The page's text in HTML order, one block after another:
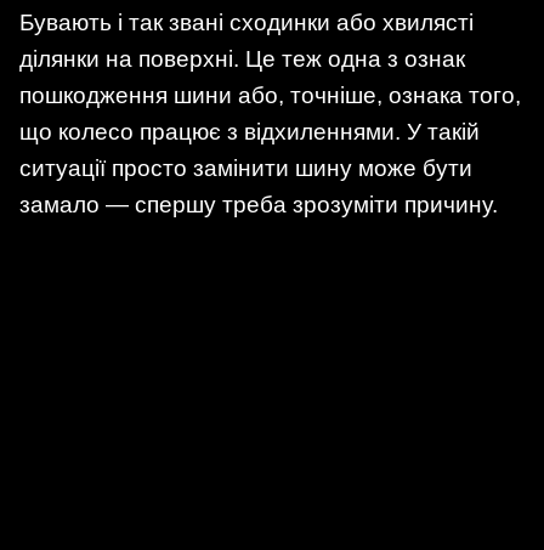
Бувають і так звані сходинки або хвилясті
ділянки на поверхні. Це теж одна з ознак
пошкодження шини або, точніше, ознака того,
що колесо працює з відхиленнями. У такій
ситуації просто замінити шину може бути
замало — спершу треба зрозуміти причину.